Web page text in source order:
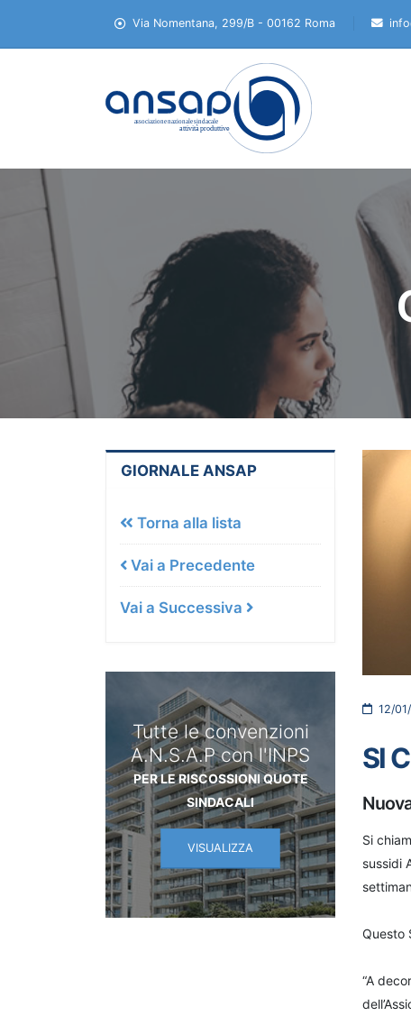
Via Nomentana, 299/B - 00162 Roma
GIORNALE ANSAP
Torna alla lista
Vai a Precedente
Vai a Successiva
Tutte le convenzioni
A.N.S.A.P con l'INPS
PER LE RISCOSSIONI QUOTE
SINDACALI
VISUALIZZA
12/
SI
Si
sussidi
Questo
“A